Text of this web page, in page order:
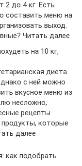
2 до 4 кг. Есть
составить меню на
выход.
Читать далее
на 10 кг,
диета
с ней можно
вкусное меню из
несложно,
рецепты
которые
далее
как подобрать